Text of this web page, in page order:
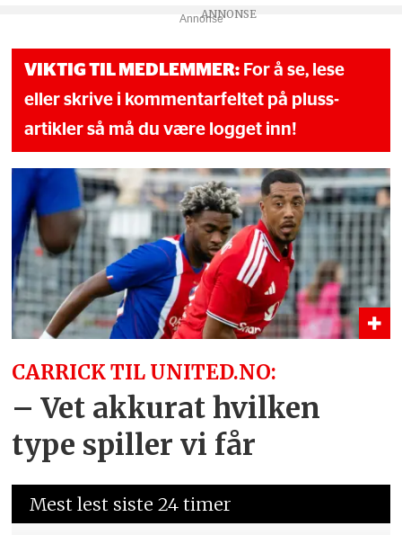
Annonse
VIKTIG TIL MEDLEMMER: For å se, lese
eller skrive i kommentarfeltet på pluss-
artikler så må du være logget inn!
CARRICK TIL UNITED.NO:
– Vet akkurat hvilken
type spiller vi får
Mest lest siste 24 timer